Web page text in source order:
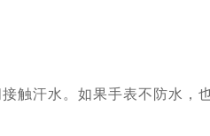
触汗水。如果手表不防水，